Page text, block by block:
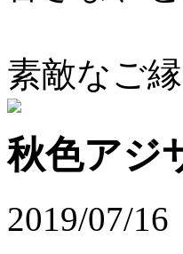
素敵なご
秋色アジ
2019/07/16